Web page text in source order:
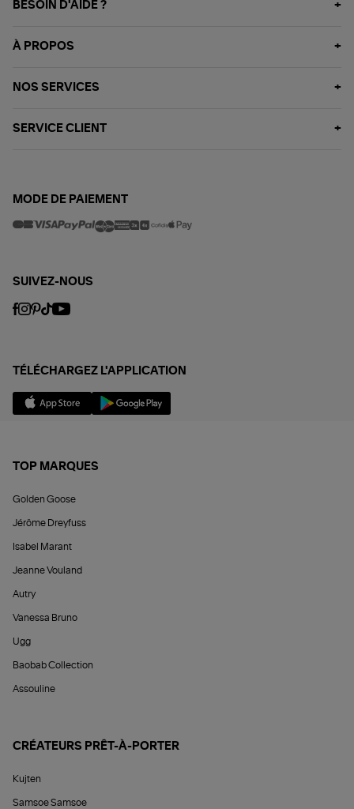
BESOIN D'AIDE ?
À PROPOS
NOS SERVICES
SERVICE CLIENT
MODE DE PAIEMENT
SUIVEZ-NOUS
TÉLÉCHARGEZ L'APPLICATION
TOP MARQUES
Golden Goose
Jérôme Dreyfuss
Isabel Marant
Jeanne Vouland
Autry
Vanessa Bruno
Ugg
Baobab Collection
Assouline
CRÉATEURS PRÊT-À-PORTER
Kujten
Samsoe Samsoe